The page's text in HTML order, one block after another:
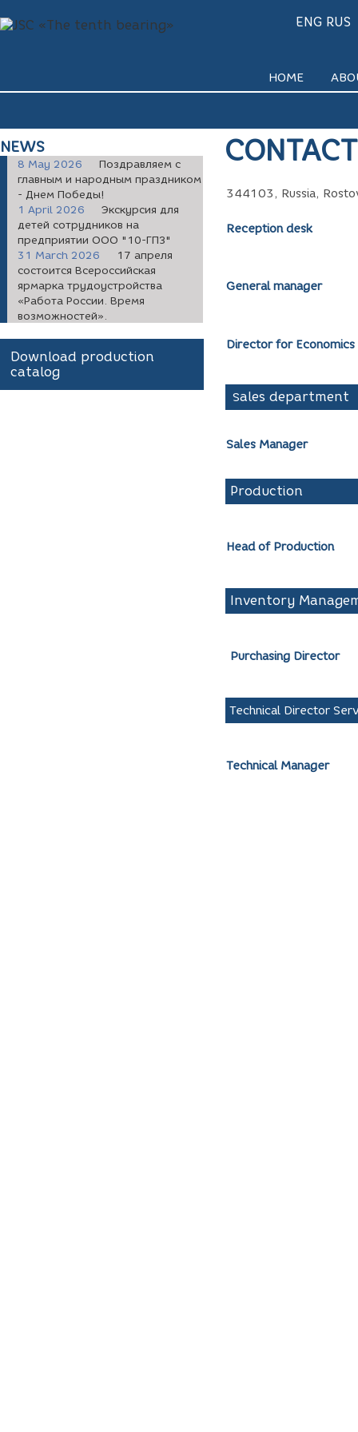
ENG RUS
HOME
344103, Russia,
Reception desk
General manager
Directorfor Economics
Sales
Sales Manager
Production
Head of Production
Inventory
Purchasing Director
Technical Director
Technical Manager
NEWS
8 May 2026
Поздравляем с
главным и народным праздником
- Днем Победы!
1 April 2026
Экскурсия для
детей сотрудников на
предприятии ООО "10-ГПЗ"
31 March 2026
17 апреля
состоится Всероссийская
ярмарка трудоустройства
«Работа России. Время
возможностей».
Download production
catalog